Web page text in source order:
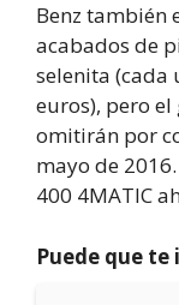
Benz también
acabados de
selenita (cada
euros), pero
omitirán por
mayo de
400 4MATIC
Puede que te